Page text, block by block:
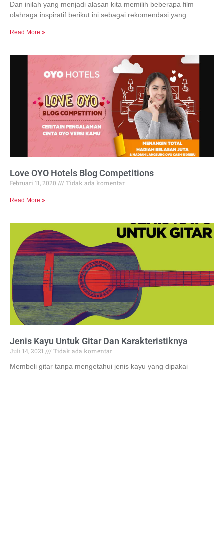
Dan inilah yang menjadi alasan kita memilih beberapa film
olahraga inspiratif berikut ini sebagai rekomendasi yang
Read More »
Love OYO Hotels Blog Competitions
Februari 11, 2020 Tidak ada komentar
Read More »
Jenis Kayu Untuk Gitar Dan Karakteristiknya
Juli 14, 2021
Tidak ada komentar
Membeli gitar tanpa mengetahui jenis kayu yang dipakai